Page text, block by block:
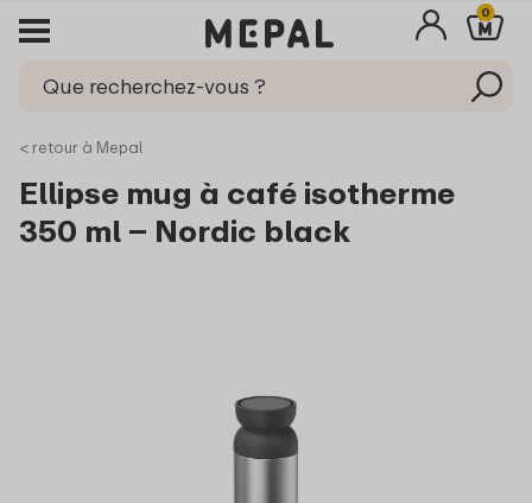
0
< retour à Mepal
Ellipse mug à café isotherme
350 ml – Nordic black